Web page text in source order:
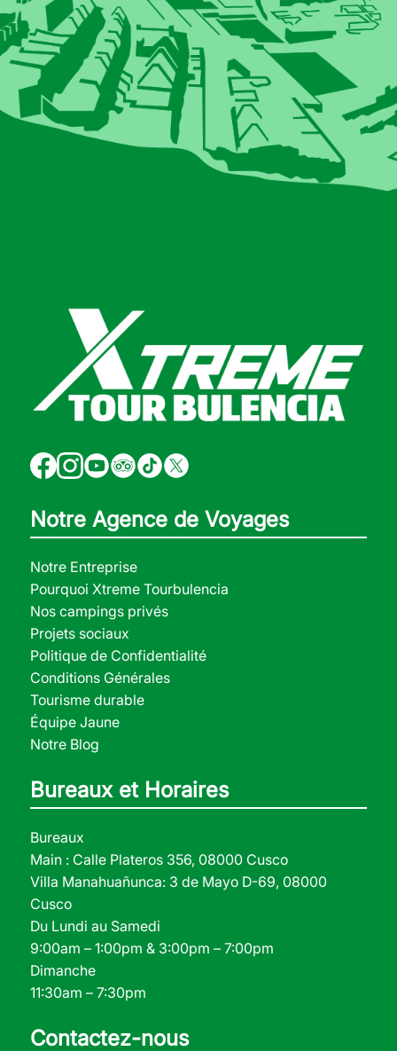
Notre Agence de Voyages
Notre Entreprise
Pourquoi Xtreme Tourbulencia
Nos campings privés
Projets sociaux
Politique de Confidentialité
Conditions Générales
Tourisme durable
Équipe Jaune
Notre Blog
Bureaux et Horaires
Bureaux
Main : Calle Plateros 356, 08000 Cusco
Villa Manahuañunca: 3 de Mayo D-69, 08000
Cusco
Du Lundi au Samedi
9:00am – 1:00pm & 3:00pm – 7:00pm
Dimanche
11:30am – 7:30pm
Contactez-nous